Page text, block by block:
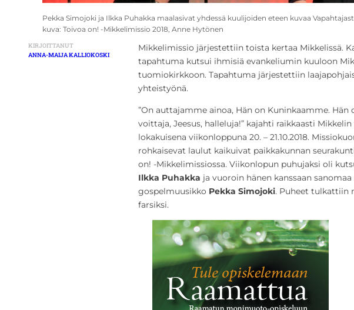
Pekka Simojoki ja Ilkka Puhakka maalasivat yhdessä kuulijoiden eteen kuvaa
kuva: Toivoa on! -Mikkelimissio 2018, Anne Hytönen
KIRJOITTANUT
ANNA-MAIJA KALLIOKOSKI
Mikkelimissio järjestettiin toista kertaa Mikkelissä.
tapahtuma kutsui ihmisiä evankeliumin kuuloon
tuomiokirkkoon. Tapahtuma järjestettiin
yhteistyönä.
”On auttajamme ainoa, Hän on Kuninkaamme. Hän
voittaja, Jeesus, halleluja!” kajahti raikkaasti
lokakuisena viikonloppuna 20. – 21.10.2018.
rohkaisevat laulut kaikuivat paikkakunnan
on! -Mikkelimissiossa. Viikonlopun puhujaksi oli
Ilkka Puhakka ja vuoroin hänen kanssaan sanomaa
gospelmuusikko Pekka Simojoki. Puheet tulkattiin
farsiksi.